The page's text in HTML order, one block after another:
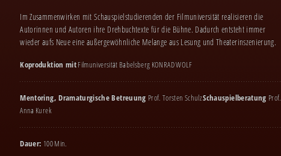
Im Zusammenwirken mit Schauspielstudierenden der Filmuniversität realisieren die
Autorinnen und Autoren ihre Drehbuchtexte für die Bühne. Dadurch entsteht immer
wieder aufs Neue eine außergewöhnliche Melange aus Lesung und Theaterinszenierung.
Koproduktion mitFilmuniversität Babelsberg KONRAD WOLF
Mentoring, Dramaturgische Betreuung Prof. Torsten SchulzSchauspielberatung Prof.
Anna Kurek
Dauer: 100 Min.